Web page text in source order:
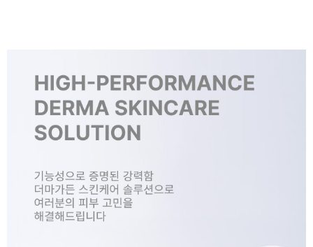
페이코 ID로 페